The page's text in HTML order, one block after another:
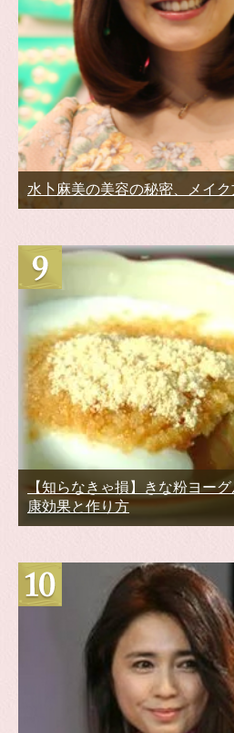
水卜麻美の美容の秘密、メイ
【知らなきゃ損】きな粉ヨー
康効果と作り方